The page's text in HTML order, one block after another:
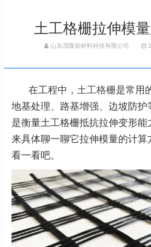
土工格栅拉伸模
山东茂隆新材料科技有限公司
在工程中， 土工格栅是常用
地基处理、路基增强、边坡防
是衡量土工格栅抵抗拉伸变形
来具体聊一聊它拉伸模量的计
看一看吧。